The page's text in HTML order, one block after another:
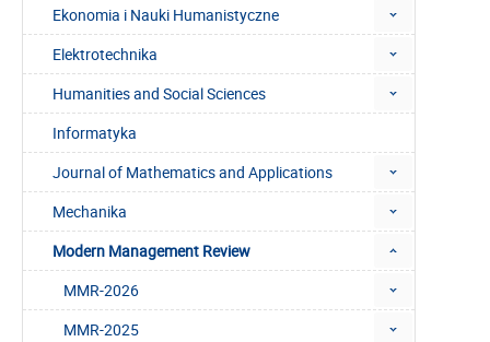
Ekonomia i Nauki Humanistyczne
Elektrotechnika
Humanities and Social Sciences
Informatyka
Journal of Mathematics and Applications
Mechanika
Modern Management Review
MMR-2026
MMR-2025